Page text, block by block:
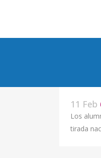
11 Feb
Los
tirada